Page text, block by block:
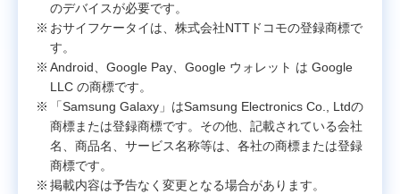
のデバイスが必要です。
おサイフケータイは、株式会社NTTドコモの登録商標で
す。
Android、Google Pay、Google ウォレット は Google
LLC の商標です。
「Samsung Galaxy」はSamsung Electronics Co., Ltdの
商標または登録商標です。その他、記載されている会社
名、商品名、サービス名称等は、各社の商標または登録
商標です。
掲載内容は予告なく変更となる場合があります。